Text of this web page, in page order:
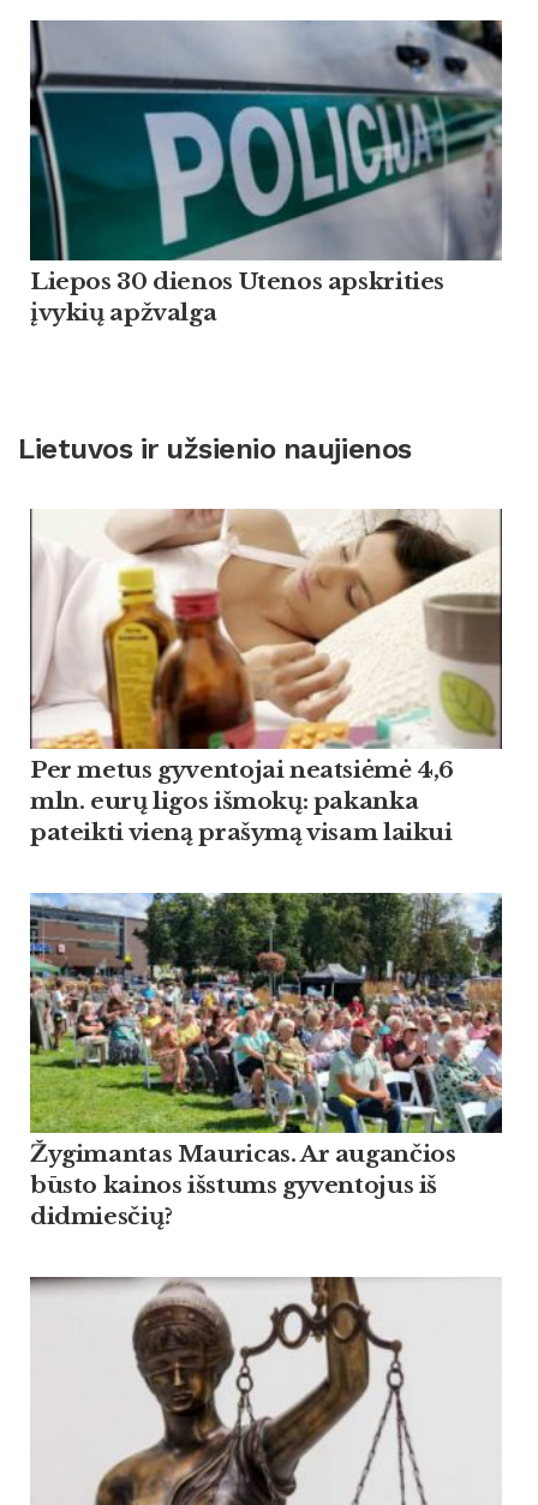
Liepos 30 dienos Utenos apskrities
įvykių apžvalga
Lietuvos ir užsienio naujienos
Per metus gyventojai neatsiėmė 4,6
mln. eurų ligos išmokų: pakanka
pateikti vieną prašymą visam laikui
Žygimantas Mauricas. Ar augančios
būsto kainos išstums gyventojus iš
didmiesčių?